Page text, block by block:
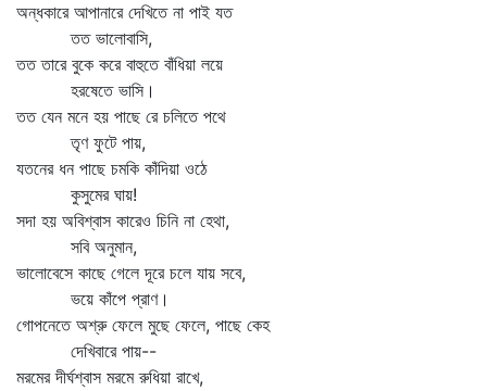
অন্ধকারে আপানারে দেখিতে না পাই যত
তত ভালোবাসি,
তত তারে বুকে করে বাহুতে বাঁধিয়া লয়ে
হরষেতে ভাসি।
তত যেন মনে হয় পাছে রে চলিতে পথে
তৃণ ফুটে পায়,
যতনের ধন পাছে চমকি কাঁদিয়া ওঠে
কুসুমের ঘায়!
সদা হয় অবিশ্বাস কারেও চিনি না হেথা,
সবি অনুমান,
ভালোবেসে কাছে গেলে দূরে চলে যায় সবে,
ভয়ে কাঁপে প্রাণ।
গোপনেতে অশ্রু ফেলে মুছে ফেলে, পাছে কেহ
দেখিবারে পায়--
মরমের দীর্ঘশ্বাস মরমে রুধিয়া রাখে,